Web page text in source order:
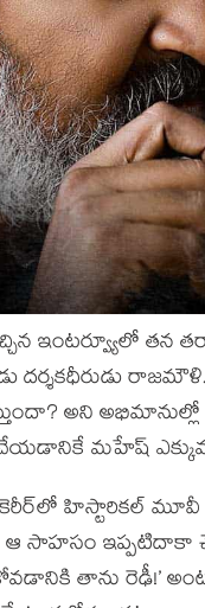
ఇంటర్వ్యూలో తన
దర్శకధీరుడు
అని
మహేష్ ఎక్కువ
హిస్టారికల్ మూవీ
సాహసం
తాను రెఢీ!’